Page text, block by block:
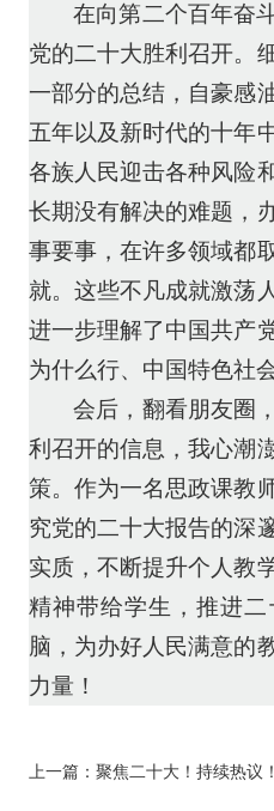
在向第二个百年奋
党的二十大胜利召开。
一部分的总结，自豪感
五年以及新时代的十年
各族人民迎击各种风险
长期没有解决的难题，
事要事，在许多领域都
就。这些不凡成就激荡
进一步理解了中国共产
为什么行、中国特色社
会后，翻看朋友圈
利召开的信息，我心潮
策。作为一名思政课教
究党的二十大报告的深
实质，不断提升个人教
精神带给学生，推进
脑，为办好人民满意的
力量！
上一篇： 聚焦二十大！持续热议